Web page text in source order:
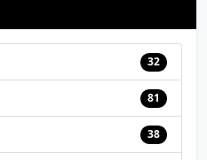
32
81
38